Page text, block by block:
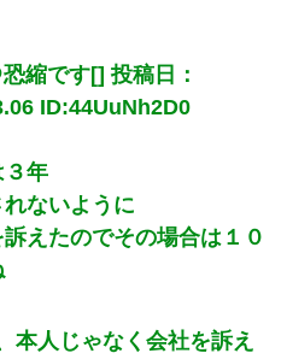
縮です[] 投稿日：
ID:44UuNh2D0
３年
ないように
えたのでその場合は１０
本人じゃなく会社を訴え